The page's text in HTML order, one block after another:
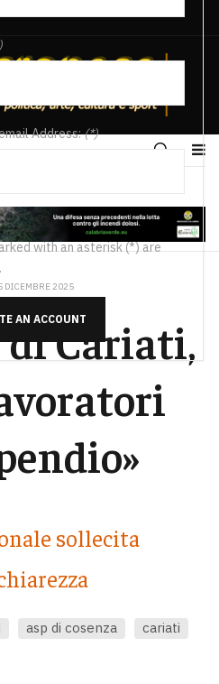
Address:(*)
with an asterisk (*) are
AN ACCOUNT
DICEMBRE 2025
di Cariati,
sollecita
asp di cosenza
cariati